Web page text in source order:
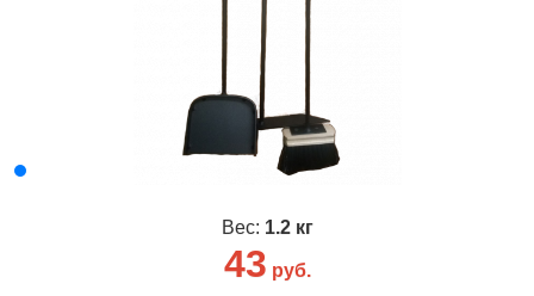
Вес: 1.2 кг
43 руб.